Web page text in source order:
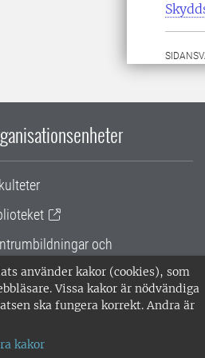
använder kakor (cookies), som
Vissa kakor är nödvändiga
ska fungera korrekt. Andra är
kakor
och
verksamhetsstödet